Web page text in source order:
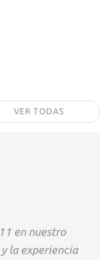
VER TODAS
en nuestro
la experiencia